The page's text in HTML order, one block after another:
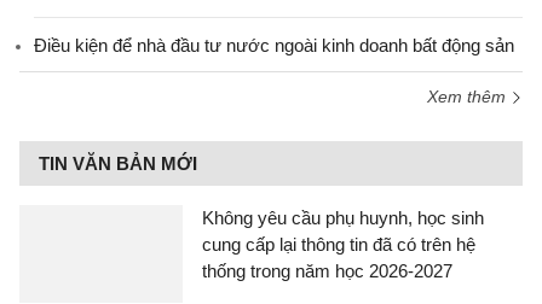
Điều kiện để nhà đầu tư nước ngoài kinh doanh bất động sản
Xem thêm
TIN VĂN BẢN MỚI
Không yêu cầu phụ huynh, học sinh
cung cấp lại thông tin đã có trên hệ
thống trong năm học 2026-2027